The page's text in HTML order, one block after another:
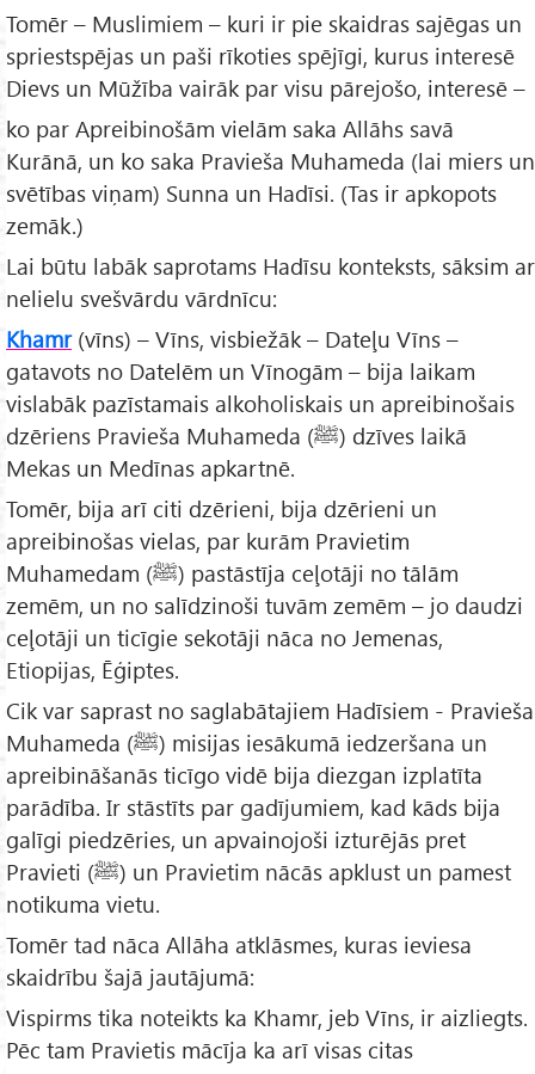
Tomēr – Muslimiem – kuri ir pie skaidras sajēgas un
spriestspējas un paši rīkoties spējīgi, kurus interesē
Dievs un Mūžība vairāk par visu pārejošo, interesē –
ko par Apreibinošām vielām saka Allāhs savā
Kurānā, un ko saka Pravieša Muhameda (lai miers un
svētības viņam) Sunna un Hadīsi. (Tas ir apkopots
zemāk.)
Lai būtu labāk saprotams Hadīsu konteksts, sāksim ar
nelielu svešvārdu vārdnīcu:
Khamr(vīns) – Vīns, visbiežāk – Dateļu Vīns –
gatavots no Datelēm un Vīnogām – bija laikam
vislabāk pazīstamais alkoholiskais un apreibinošais
dzēriens Pravieša Muhameda (ﷺ) dzīves laikā
Mekas un Medīnas apkartnē.
Tomēr, bija arī citi dzērieni, bija dzērieni un
apreibinošas vielas, par kurām Pravietim
Muhamedam (ﷺ) pastāstīja ceļotāji no tālām
zemēm, un no salīdzinoši tuvām zemēm – jo daudzi
ceļotāji un ticīgie sekotāji nāca no Jemenas,
Etiopijas, Ēģiptes.
Cik var saprast no saglabātajiem Hadīsiem - Pravieša
Muhameda (ﷺ) misijas iesākumā iedzeršana un
apreibināšanās ticīgo vidē bija diezgan izplatīta
parādība. Ir stāstīts par gadījumiem, kad kāds bija
galīgi piedzēries, un apvainojoši izturējās pret
Pravieti (ﷺ) un Pravietim nācās apklust un pamest
notikuma vietu.
Tomēr tad nāca Allāha atklāsmes, kuras ieviesa
skaidrību šajā jautājumā:
Vispirms tika noteikts ka Khamr, jeb Vīns, ir aizliegts.
Pēc tam Pravietis mācīja ka arī visas citas